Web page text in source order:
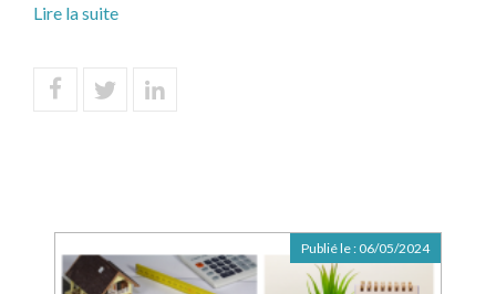
Lire la suite
Publié le : 06/05/2024